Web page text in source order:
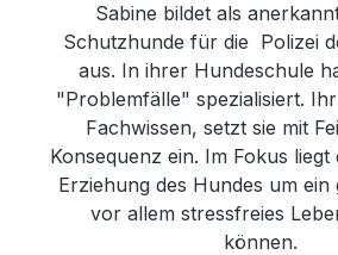
Sabine bildet als
Schutzhunde für die Polizei
aus. In ihrer Hundeschule
"Problemfälle" spezialisiert.
Fachwissen, setzt sie mit
Konsequenz ein. Im Fokus
Erziehung des Hundes um
vor allem stressfreies
können.